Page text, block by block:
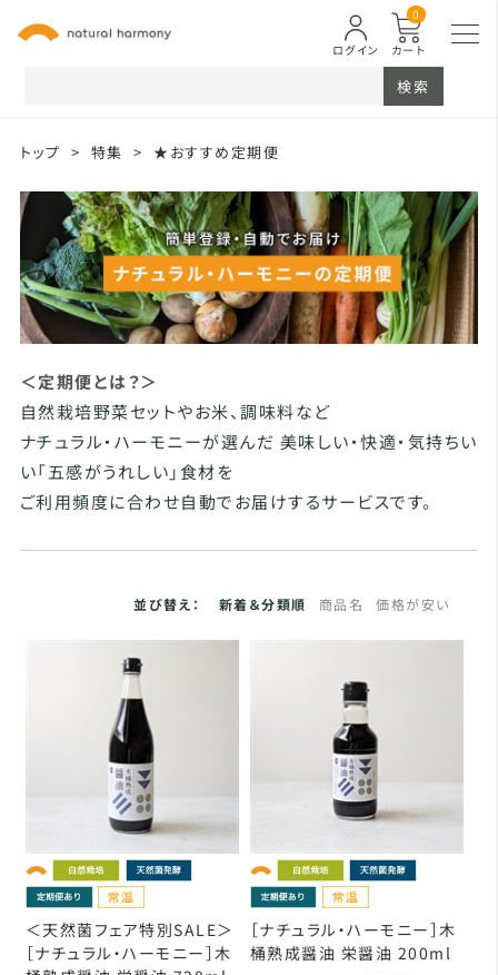
カート
0
ログイン
検索
トップ > 特集 > ★おすすめ定期便
＜定期便とは？＞
自然栽培野菜セットやお米、調味料など
ナチュラル・ハーモニーが選んだ 美味しい・快適・気持ちい
い「五感がうれしい」食材を
ご利用頻度に合わせ自動でお届けするサービスです。
並び替え： 新着＆分類順 商品名 価格が安い
＜天然菌フェア特別SALE＞
［ナチュラル・ハーモニー］木
［ナチュラル・ハーモニー］木
桶熟成醤油 栄醤油 200ml